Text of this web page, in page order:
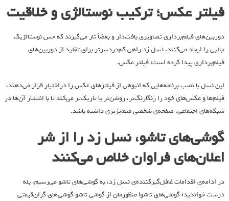
فیلتر عکس؛ ترکیب نوستالژی و خلاقیت
دوربین‌های فیلم‌برداری تصاویری بافت‌دار و بعضاً تار می‌گیرند که حس نوستالژیک
جالبی را ایجاد می‌کنند. نسل زد راهی کم‌دردسرتر برای تقلید از دوربین‌های
فیلم‌برداری پیدا کرده است: فیلتر عکس.
این نسل با نصب برنامه‌هایی که انبوهی از فیلترهای عکس را دراختیار قرار می‌دهند،
فیلم‌ها و عکس‌های خود را رنگارنگ‌تر، روشن‌تر یا تاریک‌تر می‌کند تا با انتشار آن‌ها در
شبکه‌های اجتماعی، صفحه‌ی شخصی متمایزتری داشته باشد.
گوشی‌های تاشو، نسل زد را از شر
اعلان‌های فراوان خلاص می‌کنند
در ادامه‌ی اقدامات غافل‌گیرکننده‌ی نسل زد، به گوشی‌های تاشو می‌رسیم. بله
درست خواندید؛ گوشی‌های تاشو! منظورمان از گوشی تاشو گوشی‌های گران‌قیمتی